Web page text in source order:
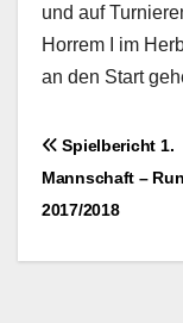
und auf
Horrem I im
an den Start
Spielbericht 1.
Mannschaft –
2017/2018